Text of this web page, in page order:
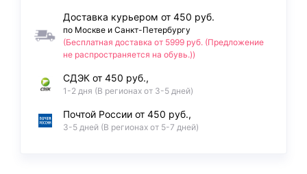
Доставка курьером от 450 руб.
по Москве и Санкт-Петербургу
(Бесплатная доставка от 5999 руб. (Предложение
не распространяется на обувь.))
СДЭК от 450 руб.,
1-2 дня (В регионах от 3-5 дней)
Почтой России от 450 руб.,
3-5 дней (В регионах от 5-7 дней)